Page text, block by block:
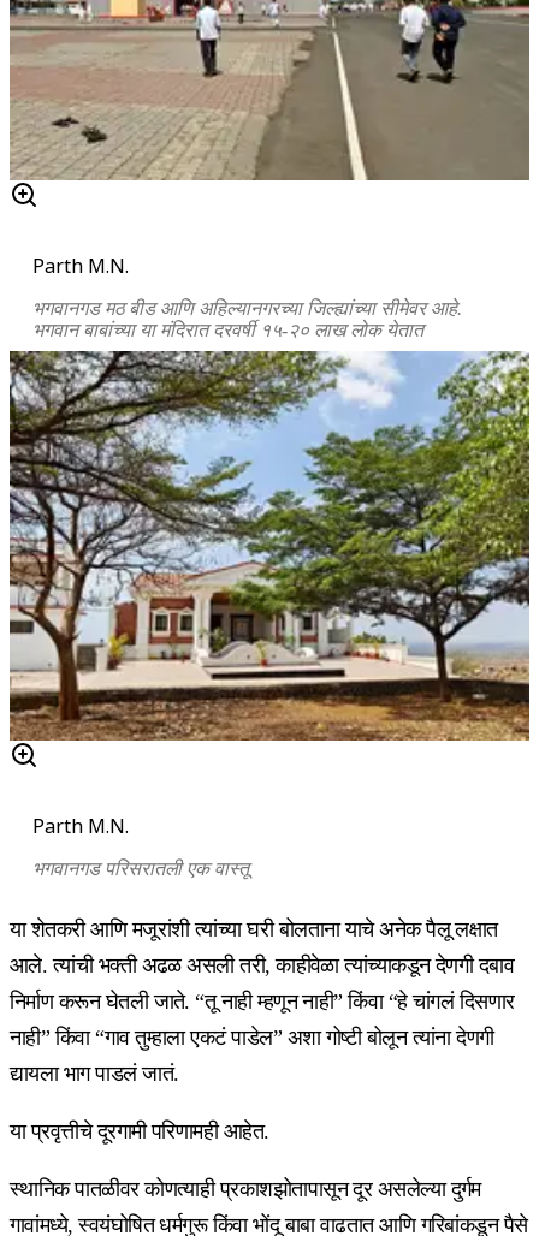
Parth M.N.
भगवानगड मठ बीड आणि अहिल्यानगरच्या जिल्ह्यांच्या सीमेवर आहे.
भगवान बाबांच्या या मंदिरात दरवर्षी १५-२० लाख लोक येतात
Parth M.N.
भगवानगड परिसरातली एक वास्तू
या शेतकरी आणि मजूरांशी त्यांच्या घरी बोलताना याचे अनेक पैलू लक्षात
आले. त्यांची भक्ती अढळ असली तरी, काहीवेळा त्यांच्याकडून देणगी दबाव
निर्माण करून घेतली जाते. “तू नाही म्हणून नाही” किंवा “हे चांगलं दिसणार
नाही” किंवा “गाव तुम्हाला एकटं पाडेल” अशा गोष्टी बोलून त्यांना देणगी
द्यायला भाग पाडलं जातं.
या प्रवृत्तीचे दूरगामी परिणामही आहेत.
स्थानिक पातळीवर कोणत्याही प्रकाशझोतापासून दूर असलेल्या दुर्गम
गावांमध्ये, स्वयंघोषित धर्मगुरू किंवा भोंदू बाबा वाढतात आणि गरिबांकडून पैसे